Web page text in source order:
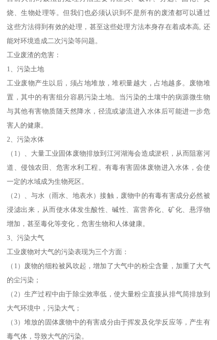
烧、生物处理等。但我们也必须认识到不是所有的废渣都可以通过
这些方法得到有效的处理，甚至这些处理方法本身存在着成本高, 还
能对环境造成二次污染等问题。
工业废渣的危害：
1、污染土地
工业废物产生以后，须占地堆放，堆积量越大，占地越多。废物堆
置，其中的有害组分容易污染土地。当污染的土壤中的病源微生物
与其他有害物质随天然降水，径流或渗流进入水体后可能进一步危
害人的健康。
2、污染水体
（1）、大量工业固体废物排放到江河湖海会造成淤积，从而阻塞河
道、侵蚀农田、危害水利工程。有毒有害固体废物进入水体，会使
一定的水域成为生物死区。
（2）、与水（雨水、地表水）接触，废物中的有毒有害成分必然被
浸滤出来，从而使水体发生酸性、碱性、富营养化、矿化、悬浮物
增加，甚至毒化等变化，危害生物和人体健康。
3、污染大气
工业废物对大气的污染表现为三个方面：
（1）废物的细粒被风吹起，增加了大气中的粉尘含量，加重了大气
的尘污染；
（2）生产过程中由于除尘效率低，使大量粉尘直接从排气筒排放到
大气环境中，污染大气；
（3）堆放的固体废物中的有害成分由于挥发及化学反应等，产生有
毒气体，导致大气的污染。